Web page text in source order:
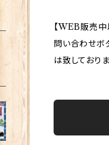
【WEB販売
問い合わせボ
は致しておりま